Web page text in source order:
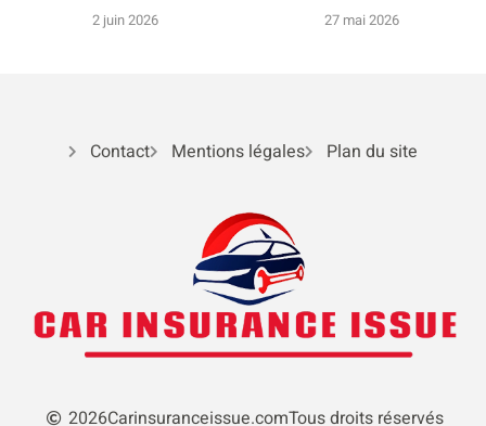
2 juin 2026 27 mai 2026
Contact Mentions légales Plan du site
2026Carinsuranceissue.comTous droits réservés